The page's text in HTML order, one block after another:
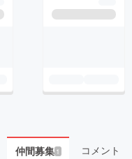
仲間募集 1 コメント